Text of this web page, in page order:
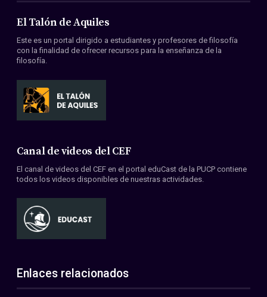
Acerca de nosotros
Miembros
Convenios
El Talón de Aquiles
Este es un portal dirigido a estudiantes y profesores de filosofía
con la finalidad de ofrecer recursos para la enseñanza de la
filosofía.
Canal de videos del CEF
El canal de videos del CEF en el portal eduCast de la PUCP contiene
todos los videos disponibles de nuestras actividades.
Enlaces relacionados